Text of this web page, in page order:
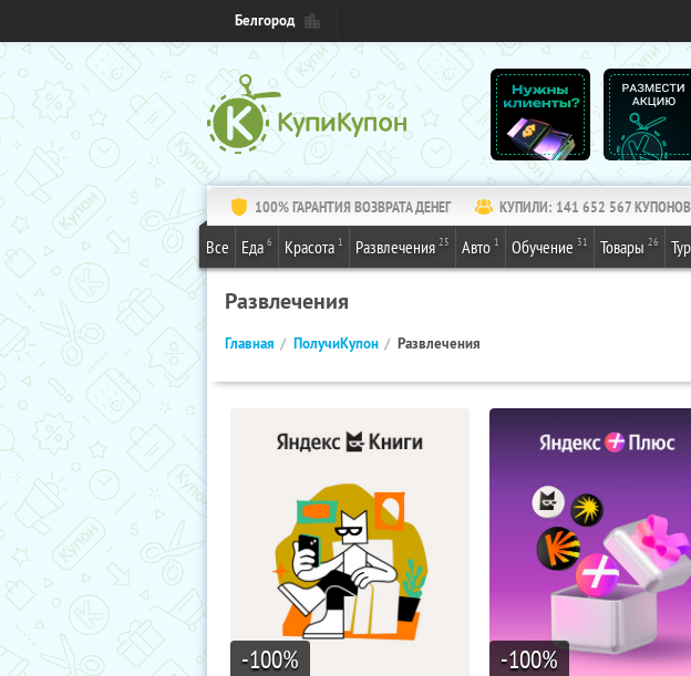
Белгород
100% ГАРАНТИЯ ВОЗВРАТА ДЕНЕГ КУПИЛИ: 141 652 567КУПОНОВ
Все Еда 6 Красота 1 Развлечения 25 Авто 1 Обучение 31 Товары 26
Развлечения
Главная ПолучиКупон Развлечения
-100% -100%